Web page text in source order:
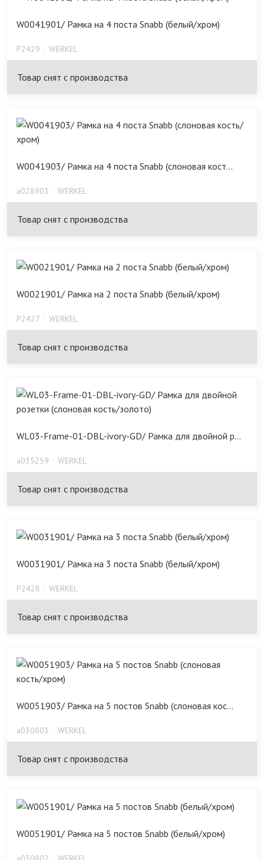
W0041901/ Рамка на 4 поста Snabb (белый/хром)
P2429 WERKEL
Товар снят с производства
W0041903/ Рамка на 4 поста Snabb (слоновая кост...
a028903 WERKEL
Товар снят с производства
W0021901/ Рамка на 2 поста Snabb (белый/хром)
P2427 WERKEL
Товар снят с производства
WL03-Frame-01-DBL-ivory-GD/ Рамка для двойной р...
a035259 WERKEL
Товар снят с производства
W0031901/ Рамка на 3 поста Snabb (белый/хром)
P2428 WERKEL
Товар снят с производства
W0051903/ Рамка на 5 постов Snabb (слоновая кос...
a030803 WERKEL
Товар снят с производства
W0051901/ Рамка на 5 постов Snabb (белый/хром)